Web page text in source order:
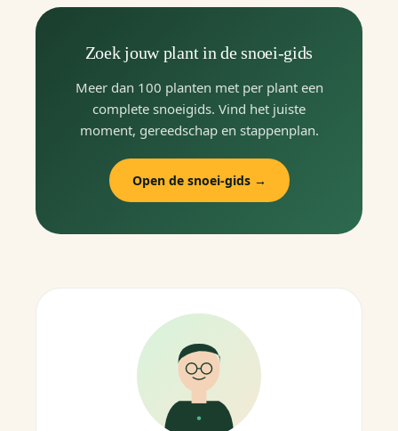
Zoek jouw plant in de snoei-gids
Meer dan 100 planten met per plant een
complete snoeigids. Vind het juiste
moment, gereedschap en stappenplan.
Open de snoei-gids →